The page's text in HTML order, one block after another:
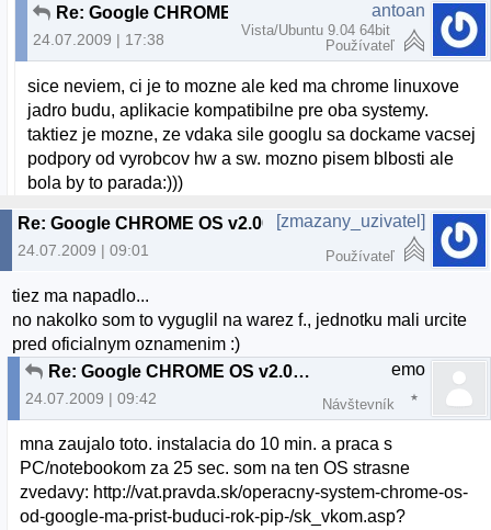
24.07.2009 | 17:38
antoan
Vista/Ubuntu 9.04 64bit
Používateľ
sice neviem, ci je to mozne ale ked ma chrome linuxove
jadro budu, aplikacie kompatibilne pre oba systemy.
taktiez je mozne, ze vdaka sile googlu sa dockame vacsej
podpory od vyrobcov hw a sw. mozno pisem blbosti ale
bola by to parada:)))
Re: Google CHROME OS v2.00 beta
24.07.2009 | 09:01
[zmazany_uzivatel]
Používateľ
tiez ma napadlo...
no nakolko som to vyguglil na warez f., jednotku mali urcite
pred oficialnym oznamenim :)
Re: Google CHROME OS v2.00 beta
24.07.2009 | 09:42
emo
Návštevník
mna zaujalo toto. instalacia do 10 min. a praca s
PC/notebookom za 25 sec. som na ten OS strasne
zvedavy: http://vat.pravda.sk/operacny-system-chrome-os-
od-google-ma-prist-buduci-rok-pip-/sk_vkom.asp?